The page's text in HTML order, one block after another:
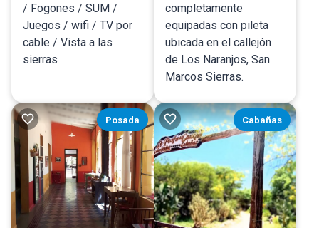
/ Fogones / SUM /
Juegos / wifi / TV por
cable / Vista a las
sierras
completamente
equipadas con pileta
ubicada en el callejón
de Los Naranjos, San
Marcos Sierras.
Posada Cabañas